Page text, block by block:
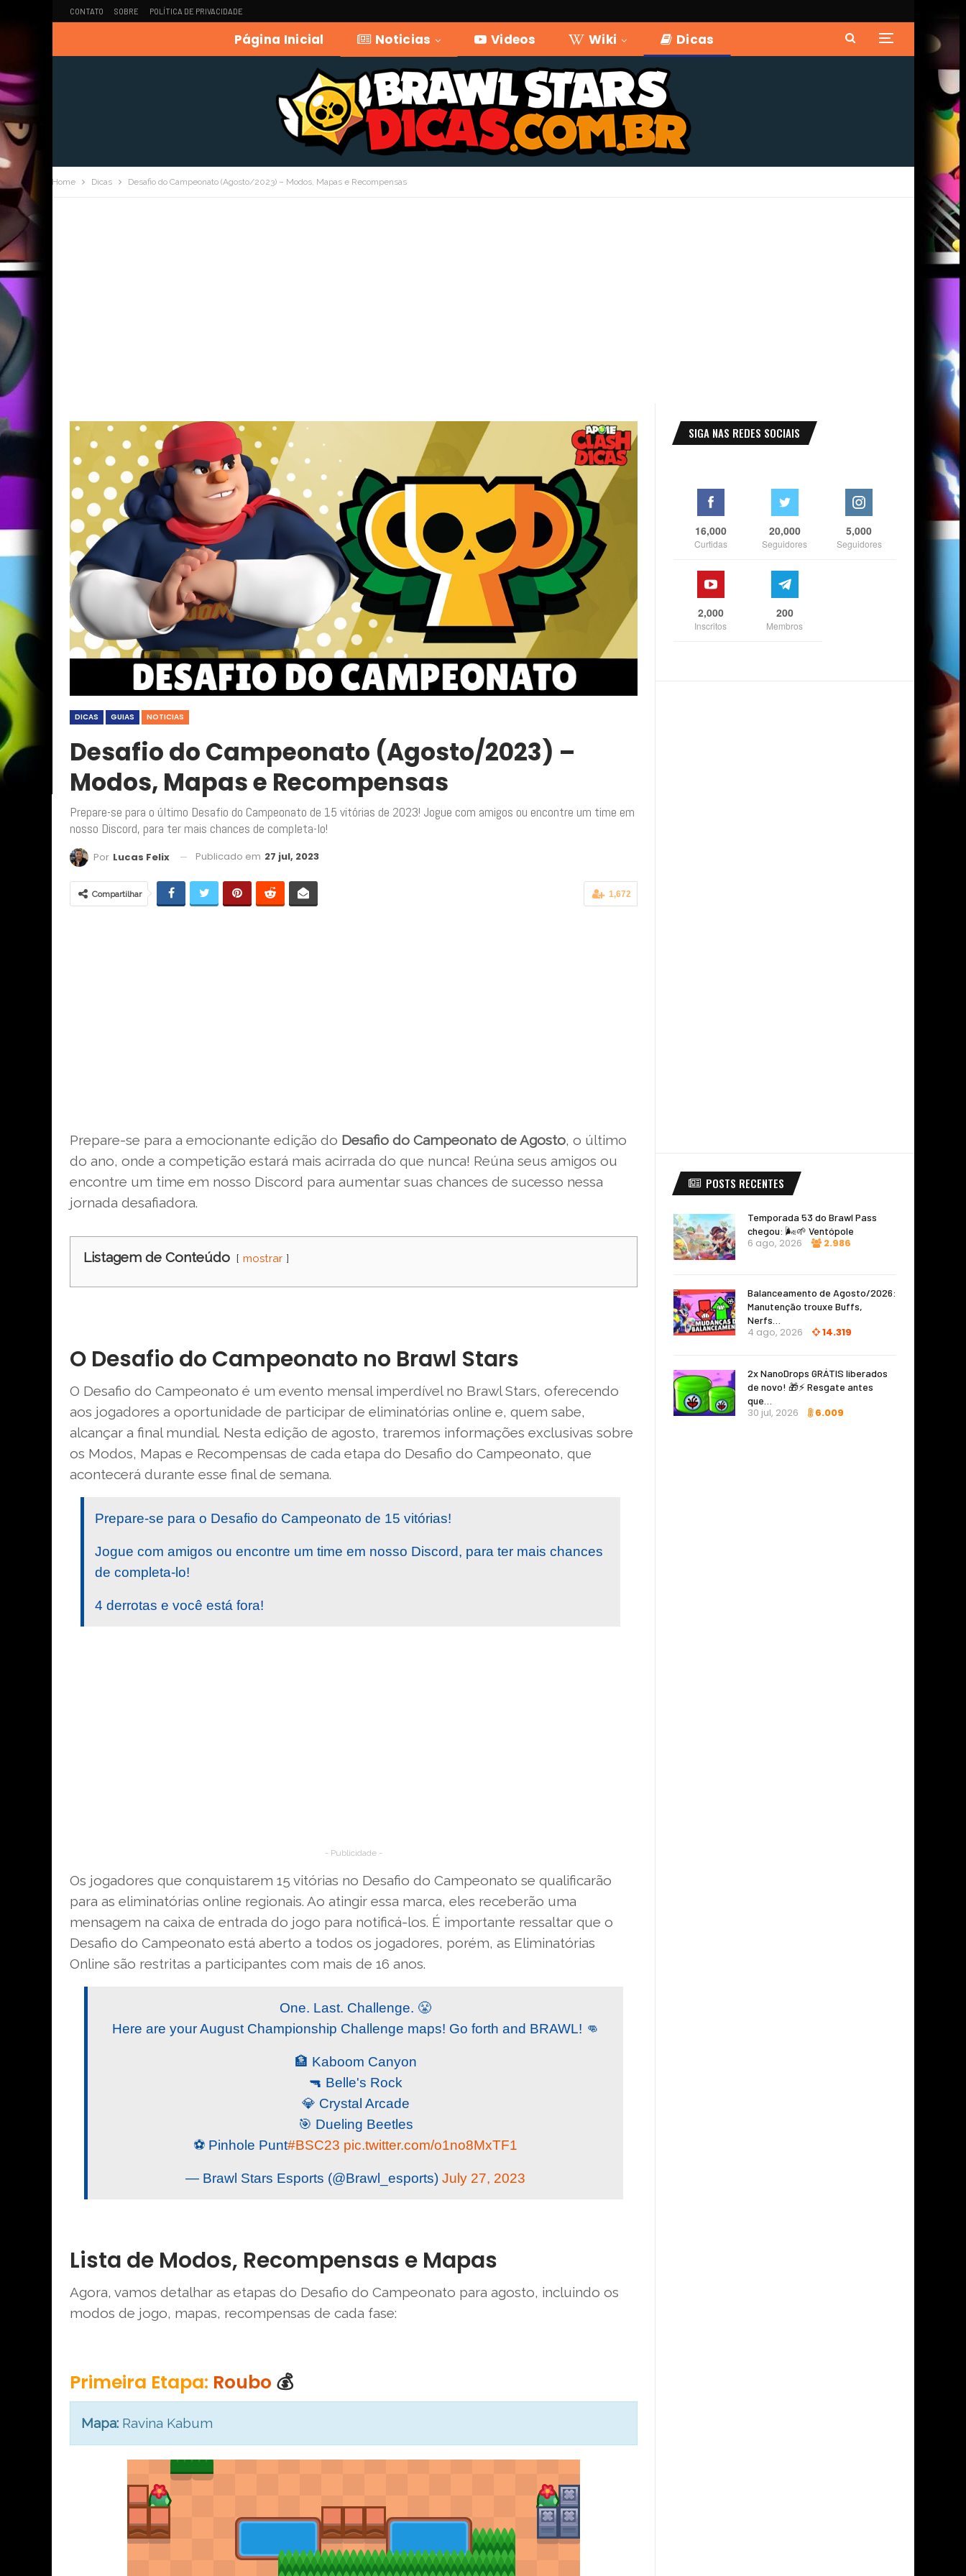
CONTATO SOBRE POLÍTICA DE PRIVACIDADE
Página Inicial Noticias Videos Wiki Dicas
Home Dicas Desafio do Campeonato (Agosto/2023) – Modos, Mapas e Recompensas
DICAS GUIAS NOTICIAS
Desafio do Campeonato (Agosto/2023) –
Modos, Mapas e Recompensas
Prepare-se para o último Desafio do Campeonato de 15 vitórias de 2023! Jogue com amigos ou encontre um time em
nosso Discord, para ter mais chances de completa-lo!
Por Lucas Felix Publicado em 27 jul, 2023
1,672
Compartilhar
Prepare-se para a emocionante edição do Desafio do Campeonato de Agosto, o último
do ano, onde a competição estará mais acirrada do que nunca! Reúna seus amigos ou
encontre um time em nosso Discord para aumentar suas chances de sucesso nessa
jornada desafiadora.
Listagem de Conteúdo mostrar
O Desafio do Campeonato no Brawl Stars
O Desafio do Campeonato é um evento mensal imperdível no Brawl Stars, oferecendo
aos jogadores a oportunidade de participar de eliminatórias online e, quem sabe,
alcançar a final mundial. Nesta edição de agosto, traremos informações exclusivas sobre
os Modos, Mapas e Recompensas de cada etapa do Desafio do Campeonato, que
acontecerá durante esse final de semana.
Prepare-se para o Desafio do Campeonato de 15 vitórias!
Jogue com amigos ou encontre um time em nosso Discord, para ter mais chances
de completa-lo!
4 derrotas e você está fora!
- Publicidade -
Os jogadores que conquistarem 15 vitórias no Desafio do Campeonato se qualificarão
para as eliminatórias online regionais. Ao atingir essa marca, eles receberão uma
mensagem na caixa de entrada do jogo para notificá-los. É importante ressaltar que o
Desafio do Campeonato está aberto a todos os jogadores, porém, as Eliminatórias
Online são restritas a participantes com mais de 16 anos.
One. Last. Challenge. 😤
Here are your August Championship Challenge maps! Go forth and BRAWL! 👊
🏦 Kaboom Canyon
🔫 Belle's Rock
💎 Crystal Arcade
🎯 Dueling Beetles
⚽️ Pinhole Punt#BSC23 pic.twitter.com/o1no8MxTF1
— Brawl Stars Esports (@Brawl_esports) July 27, 2023
Lista de Modos, Recompensas e Mapas
Agora, vamos detalhar as etapas do Desafio do Campeonato para agosto, incluindo os
modos de jogo, mapas, recompensas de cada fase:
Primeira Etapa: Roubo 💰
Mapa: Ravina Kabum
SIGA NAS REDES SOCIAIS
16,000
Curtidas
20,000
Seguidores
5,000
Seguidores
2,000
Inscritos
200
Membros
POSTS RECENTES
Temporada 53 do Brawl Pass
chegou: 🌬️🌱 Ventópole
6 ago, 2026 2.986
Balanceamento de Agosto/2026:
Manutenção trouxe Buffs,
Nerfs…
4 ago, 2026 14.319
2x NanoDrops GRÁTIS liberados
de novo! 🎁⚡ Resgate antes
que…
30 jul, 2026 6.009